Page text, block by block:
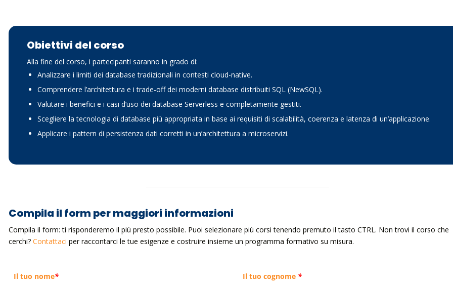
Obiettivi del corso
Alla fine del corso, i partecipanti saranno in grado di:
Analizzare i limiti dei database tradizionali in contesti cloud-native.
Comprendere l’architettura e i trade-off dei moderni database distribuiti SQL (NewSQL).
Valutare i benefici e i casi d’uso dei database Serverless e completamente gestiti.
Scegliere la tecnologia di database più appropriata in base ai requisiti di scalabilità, coerenza e latenza di un’applicazione.
Applicare i pattern di persistenza dati corretti in un’architettura a microservizi.
Compila il form per maggiori informazioni
Compila il form: ti risponderemo il più presto possibile. Puoi selezionare più corsi tenendo premuto il tasto CTRL. Non trovi il corso che
cerchi? Contattaci per raccontarci le tue esigenze e costruire insieme un programma formativo su misura.
Il tuo nome* Il tuo cognome *